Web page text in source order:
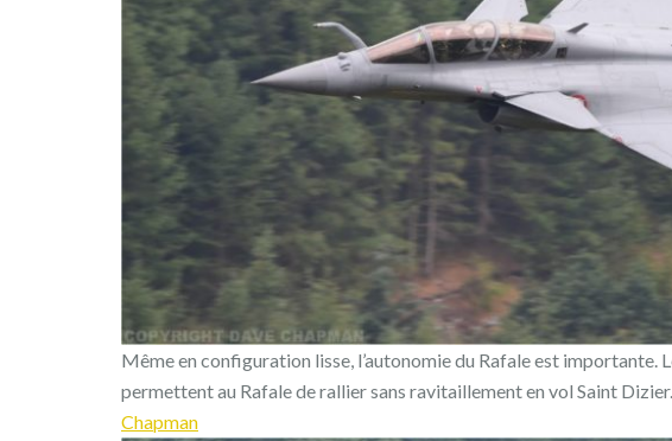
Même en configuration lisse, l’autonomie du Rafale est importante.
permettent au Rafale de rallier sans ravitaillement en vol Saint
Chapman